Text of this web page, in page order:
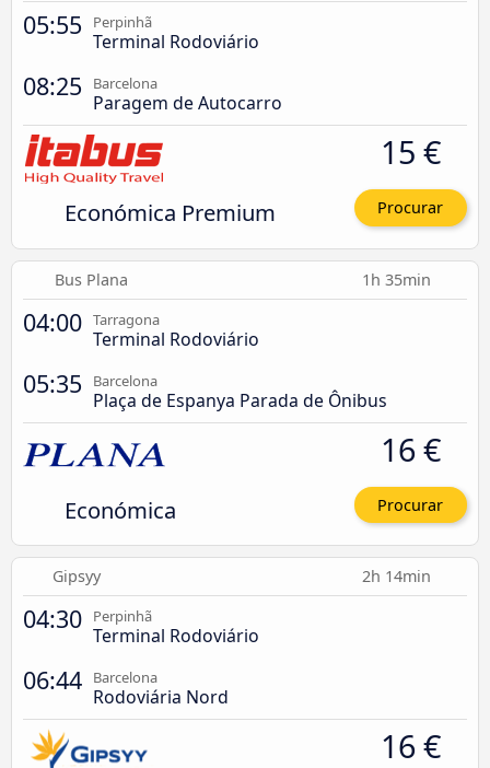
05:55 Perpinhã
Terminal Rodoviário
08:25 Barcelona
Paragem de Autocarro
Económica Premium
15 €
Procurar
Bus Plana 1h 35min
04:00 Tarragona
Terminal Rodoviário
05:35 Barcelona
Plaça de Espanya Parada de Ônibus
Económica
16 €
Procurar
Gipsyy 2h 14min
04:30 Perpinhã
Terminal Rodoviário
06:44 Barcelona
Rodoviária Nord
16 €